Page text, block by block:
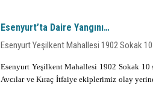
Esenyurt’ta Daire Yangını…
Esenyurt Yeşilkent Mahallesi 1902 Sokak 10
Esenyurt Yeşilkent Mahallesi 1902 Sokak 10
Avcılar ve Kıraç İtfaiye ekiplerimiz olay